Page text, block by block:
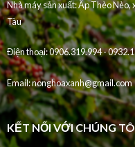
Nhà máy sản xuất:Ấp Thèo Nèo,
Tàu
Điện thoại:0906.319.994 -
Email:nonghoaxanh@gmail.com
KẾT NỐI VỚI CHÚNG